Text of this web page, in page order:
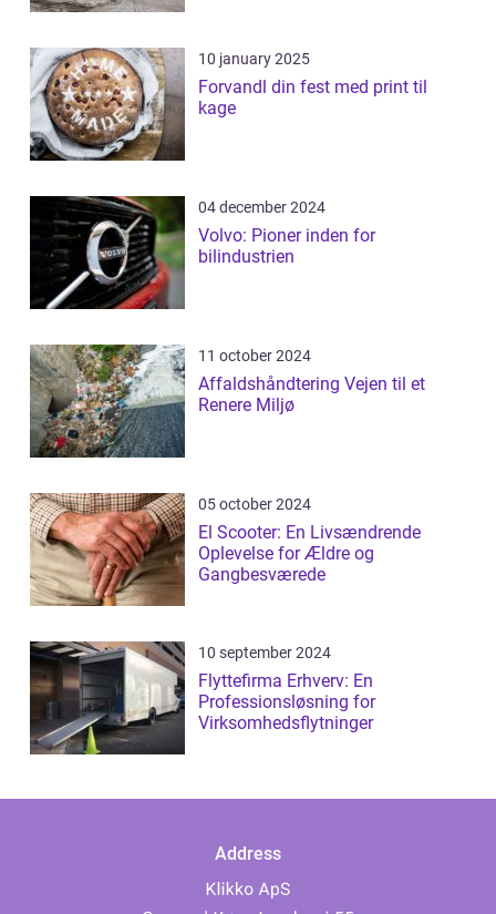
10 january 2025
Forvandl din fest med print til
kage
04 december 2024
Volvo: Pioner inden for
bilindustrien
11 october 2024
Affaldshåndtering Vejen til et
Renere Miljø
05 october 2024
El Scooter: En Livsændrende
Oplevelse for Ældre og
Gangbesværede
10 september 2024
Flyttefirma Erhverv: En
Professionsløsning for
Virksomhedsflytninger
Address